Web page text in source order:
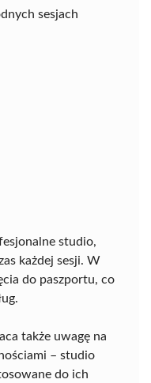
sesjach
studio,
każdej sesji. W
do paszportu, co
także uwagę na
– studio
do ich